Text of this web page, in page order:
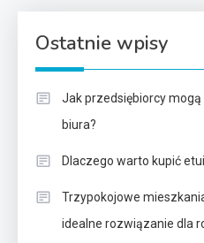
Ostatnie wpisy
Jak przedsiębiorcy
biura?
Dlaczego warto kupić
Trzypokojowe
idealne rozwiązanie dla